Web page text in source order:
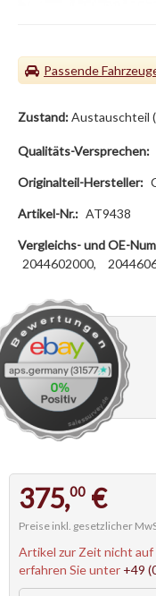
Passende
Zustand:Austauschteil
Qualitäts-Versprechen:
Originalteil-Hersteller:
Artikel-Nr.: AT9438
Vergleichs- und OE-
2044602000,
375,00 €
Preise inkl. gesetzlicher
Artikel zur Zeit nicht auf
erfahren Sie unter +49